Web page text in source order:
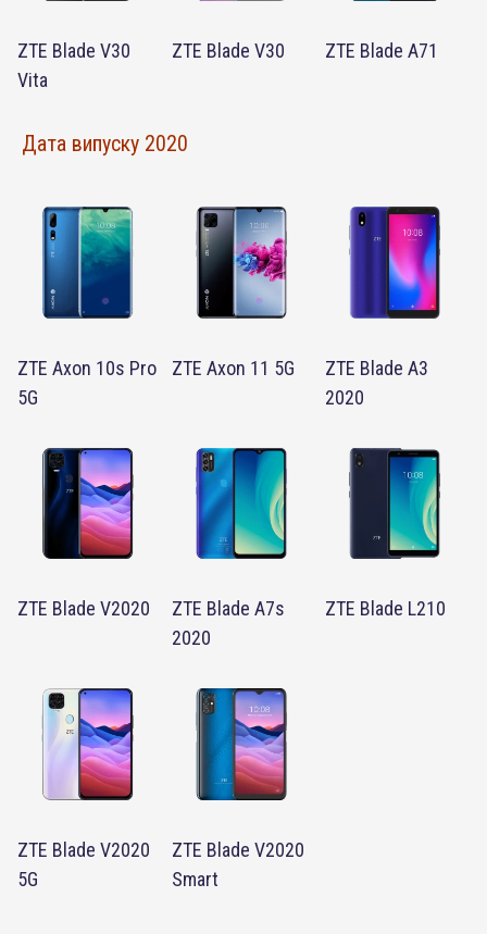
ZTE Blade V30
Vita
ZTE Blade V30 ZTE Blade A71
Дата випуску 2020
ZTE Axon 10s Pro
5G
ZTE Axon 11 5G
ZTE Blade A3
2020
ZTE Blade V2020
ZTE Blade A7s
2020
ZTE Blade L210
ZTE Blade V2020
5G
ZTE Blade V2020
Smart